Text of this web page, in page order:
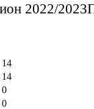
14
14
0
0